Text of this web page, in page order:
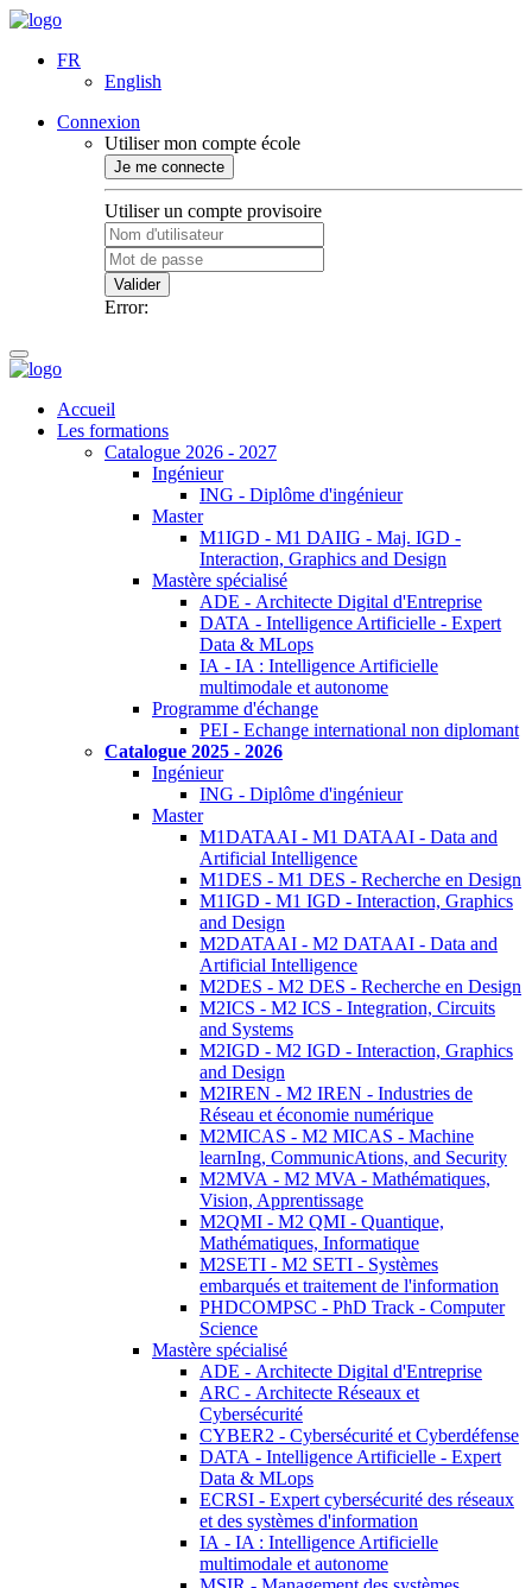
FR
English
Connexion
Utiliser mon compte école
Je me connecte
Utiliser un compte provisoire
Valider
Error:
Accueil
Les formations
Catalogue 2026 - 2027
Ingénieur
ING - Diplôme d'ingénieur
Master
M1IGD - M1 DAIIG - Maj. IGD -
Interaction, Graphics and Design
Mastère spécialisé
ADE - Architecte Digital d'Entreprise
DATA - Intelligence Artificielle - Expert
Data & MLops
IA - IA : Intelligence Artificielle
multimodale et autonome
Programme d'échange
PEI - Echange international non diplomant
Catalogue 2025 - 2026
Ingénieur
ING - Diplôme d'ingénieur
Master
M1DATAAI - M1 DATAAI - Data and
Artificial Intelligence
M1DES - M1 DES - Recherche en Design
M1IGD - M1 IGD - Interaction, Graphics
and Design
M2DATAAI - M2 DATAAI - Data and
Artificial Intelligence
M2DES - M2 DES - Recherche en Design
M2ICS - M2 ICS - Integration, Circuits
and Systems
M2IGD - M2 IGD - Interaction, Graphics
and Design
M2IREN - M2 IREN - Industries de
Réseau et économie numérique
M2MICAS - M2 MICAS - Machine
learnIng, CommunicAtions, and Security
M2MVA - M2 MVA - Mathématiques,
Vision, Apprentissage
M2QMI - M2 QMI - Quantique,
Mathématiques, Informatique
M2SETI - M2 SETI - Systèmes
embarqués et traitement de l'information
PHDCOMPSC - PhD Track - Computer
Science
Mastère spécialisé
ADE - Architecte Digital d'Entreprise
ARC - Architecte Réseaux et
Cybersécurité
CYBER2 - Cybersécurité et Cyberdéfense
DATA - Intelligence Artificielle - Expert
Data & MLops
ECRSI - Expert cybersécurité des réseaux
et des systèmes d'information
IA - IA : Intelligence Artificielle
multimodale et autonome